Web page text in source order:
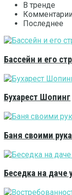
В тренде
Последнее
Бассейн и его
Бухарест Шопинг
Баня своими
Беседка на даче